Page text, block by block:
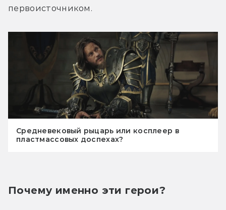
первоисточником.
Средневековый рыцарь или косплеер в
пластмассовых доспехах?
Почему именно эти герои?